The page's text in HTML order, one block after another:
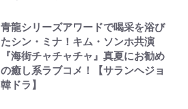
青龍シリーズアワードで喝采を浴び
たシン・ミナ！キム・ソンホ共演
『海街チャチャチャ』真夏にお勧め
の癒し系ラブコメ！【サランヘジョ
韓ドラ】